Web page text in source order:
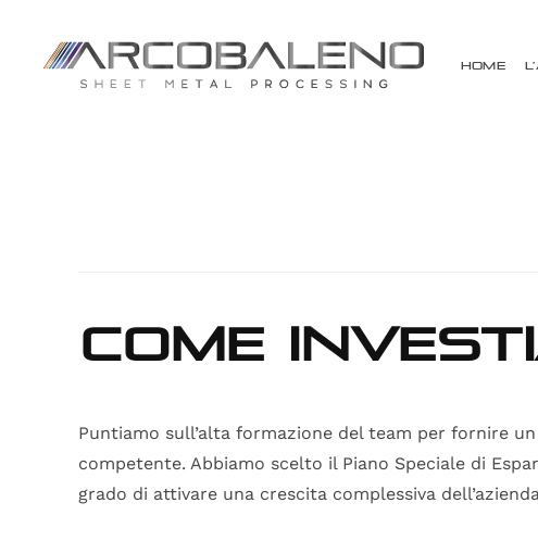
Home
Come
Puntiamo sull’alta formazione del team per fornire
competente. Abbiamo scelto il Piano Speciale di
grado di attivare una crescita complessiva